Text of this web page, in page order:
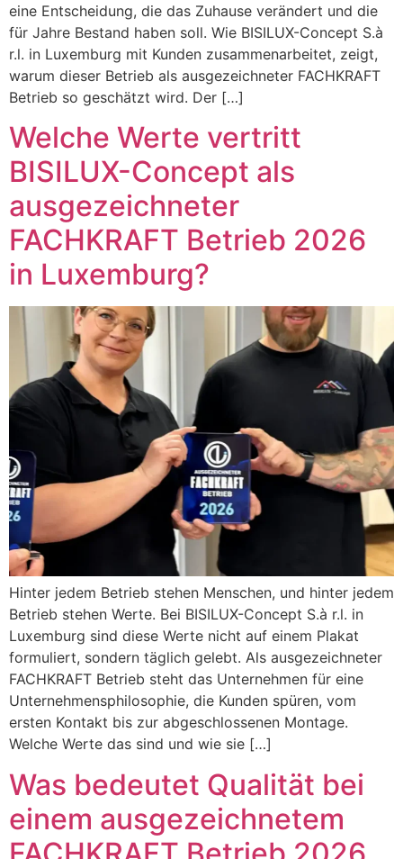
eine Entscheidung, die das Zuhause verändert und die
für Jahre Bestand haben soll. Wie BISILUX-Concept S.à
r.l. in Luxemburg mit Kunden zusammenarbeitet, zeigt,
warum dieser Betrieb als ausgezeichneter FACHKRAFT
Betrieb so geschätzt wird. Der […]
Welche Werte vertritt
BISILUX-Concept als
ausgezeichneter
FACHKRAFT Betrieb 2026
in Luxemburg?
Hinter jedem Betrieb stehen Menschen, und hinter jedem
Betrieb stehen Werte. Bei BISILUX-Concept S.à r.l. in
Luxemburg sind diese Werte nicht auf einem Plakat
formuliert, sondern täglich gelebt. Als ausgezeichneter
FACHKRAFT Betrieb steht das Unternehmen für eine
Unternehmensphilosophie, die Kunden spüren, vom
ersten Kontakt bis zur abgeschlossenen Montage.
Welche Werte das sind und wie sie […]
Was bedeutet Qualität bei
einem ausgezeichnetem